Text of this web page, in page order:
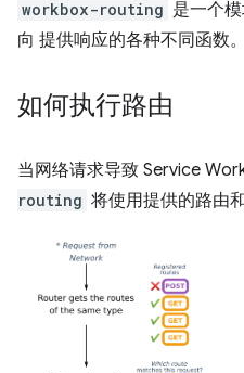
workbox-routing 是一个
向 提供响应的各种不同函数。
如何执行路由
当网络请求导致 Service
routing 将使用提供的路由